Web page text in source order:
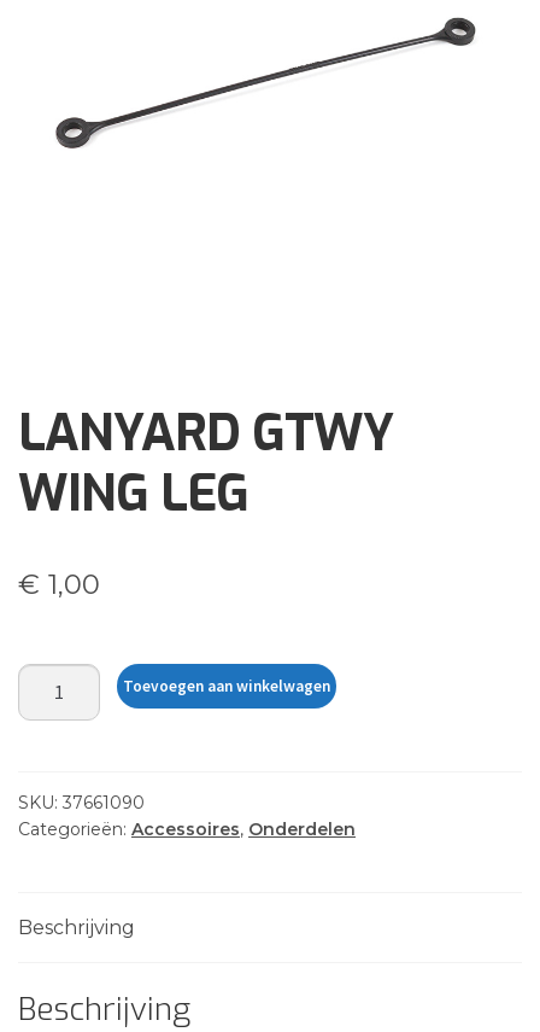
Klantenservice
LANYARD GTWY
WING LEG
€ 1,00
LANYARD
GTWY
aantal
Toevoegen aan winkelwagen
SKU: 37661090
Categorieën: Accessoires, Onderdelen
Beschrijving
Beschrijving